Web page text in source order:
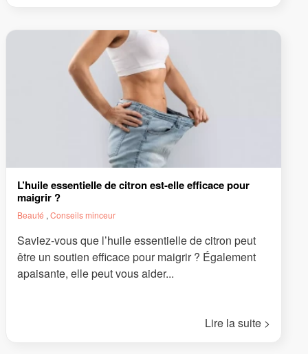
L’huile essentielle de citron est-elle efficace pour
maigrir ?
Beauté , Conseils minceur
Saviez-vous que l’huile essentielle de citron peut
être un soutien efficace pour maigrir ? Également
apaisante, elle peut vous aider...
Lire la suite >